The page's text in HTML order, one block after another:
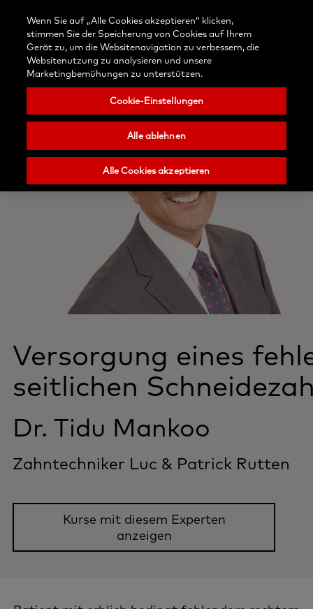
Anmelden Blog
Sie uns
Sie
Ihr
Nobel
Biocare
Suchen Menu
Versorgung eines
seitlichen
Dr. Tidu Mankoo
Zahntechniker Luc & Patrick Rutten
Kurse mit diesem Experten
anzeigen
Wenn Sie auf „Alle Cookies akzeptieren“ klicken,
stimmen Sie der Speicherung von Cookies auf Ihrem
Gerät zu, um die Websitenavigation zu verbessern, die
Websitenutzung zu analysieren und unsere
Marketingbemühungen zu unterstützen.
Cookie-Einstellungen
Alle ablehnen
Alle Cookies akzeptieren